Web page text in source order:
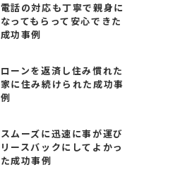
電話の対応も丁寧で親身に
なってもらって安心できた
成功事例
ローンを返済し住み慣れた
家に住み続けられた成功事
例
スムーズに迅速に事が運び
リースバックにしてよかっ
た成功事例